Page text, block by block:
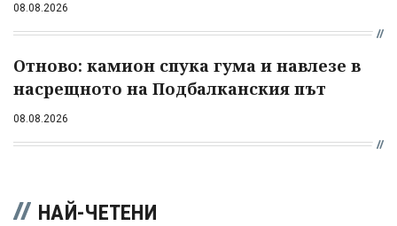
08.08.2026
Отново: камион спука гума и навлезе в
насрещното на Подбалканския път
08.08.2026
НАЙ-ЧЕТЕНИ